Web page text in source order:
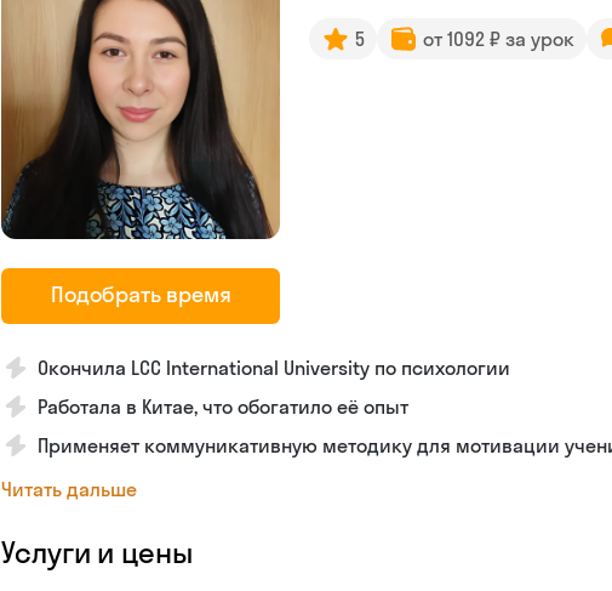
Подобрать время
5 от 1092 ₽ за урок
Окончила LCC International University по психологии
Работала в Китае, что обогатило её опыт
Применяет коммуникативную методику для мотивации
Читать дальше
Услуги и цены